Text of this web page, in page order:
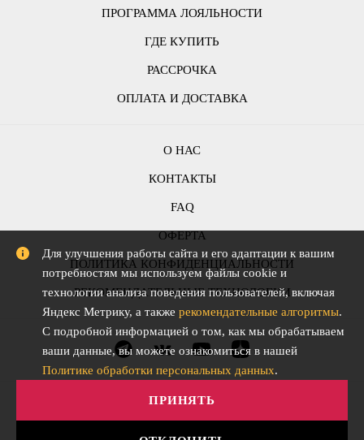
ПРОГРАММА ЛОЯЛЬНОСТИ
ГДЕ КУПИТЬ
РАССРОЧКА
ОПЛАТА И ДОСТАВКА
О НАС
КОНТАКТЫ
FAQ
ОФЕРТА
ПОЛИТИКА КОНФИДЕНЦИАЛЬНОСТИ
РЕКОМЕНДАТЕЛЬНЫЕ ТЕХНОЛОГИИ
Для улучшения работы сайта и его адаптации к вашим
потребностям мы используем файлы cookie и
технологии анализа поведения пользователей, включая
Яндекс Метрику, а также рекомендательные алгоритмы.
С подробной информацией о том, как мы обрабатываем
ваши данные, вы можете ознакомиться в нашей
Политике обработки персональных данных.
ПРИНЯТЬ